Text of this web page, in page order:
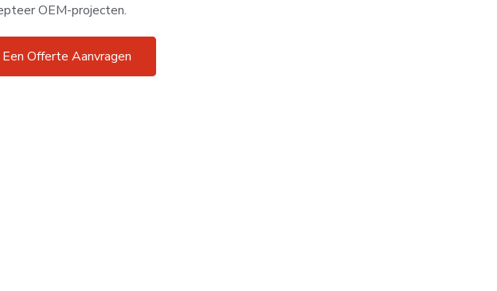
OEM-projecten.
Een Offerte Aanvragen